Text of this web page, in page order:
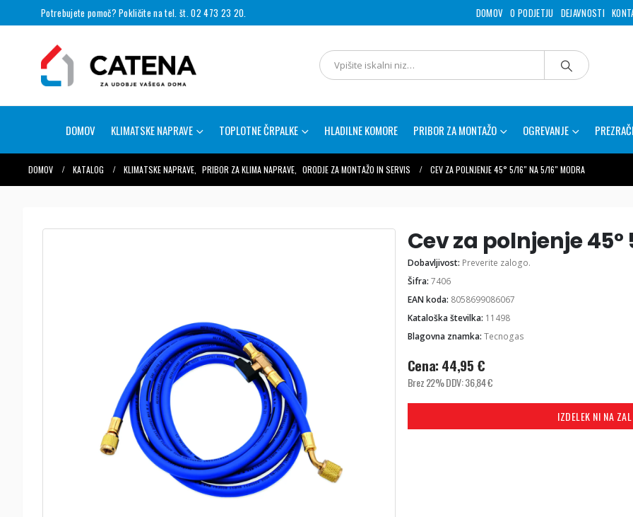
Potrebujete pomoč? Pokličite na tel. št. 02 473 23 20. DOMOV O PODJETJU DEJAVNOSTI
DOMOV KLIMATSKE NAPRAVE TOPLOTNE ČRPALKE HLADILNE KOMORE PRIBOR ZA MONTAŽO OGREVANJE
DOMOV KATALOG KLIMATSKE NAPRAVE PRIBOR ZA KLIMA NAPRAVE ORODJE ZA MONTAŽO IN SERVIS CEV ZA POLNJENJE 45° 5/16″ NA 5/16″ MODRA
Cev za polnjenje 45°
Dobavljivost: Preverite zalogo.
Šifra: 7406
EAN koda: 8058699086067
Kataloška številka: 11498
Blagovna znamka: Tecnogas
Cena: 44,95 €
Brez 22% DDV:36,84€
IZDELEK NI NA